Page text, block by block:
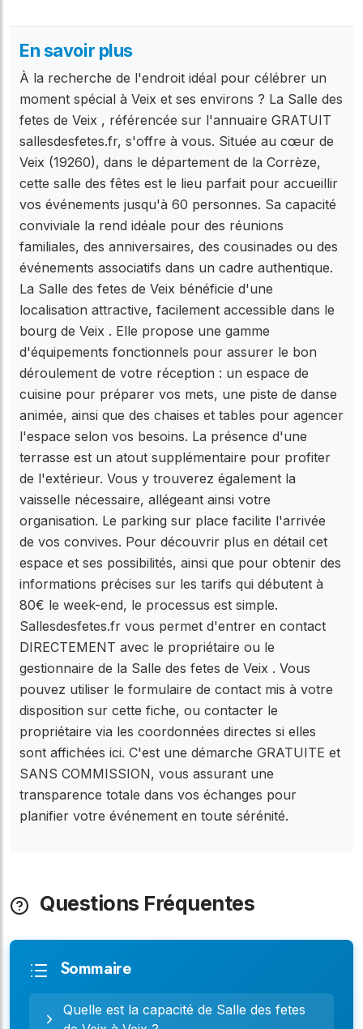
En savoir plus
À la recherche de l'endroit idéal pour célébrer un
moment spécial à Veix et ses environs ? La Salle des
fetes de Veix , référencée sur l'annuaire GRATUIT
sallesdesfetes.fr, s'offre à vous. Située au cœur de
Veix (19260), dans le département de la Corrèze,
cette salle des fêtes est le lieu parfait pour accueillir
vos événements jusqu'à 60 personnes. Sa capacité
conviviale la rend idéale pour des réunions
familiales, des anniversaires, des cousinades ou des
événements associatifs dans un cadre authentique.
La Salle des fetes de Veix bénéficie d'une
localisation attractive, facilement accessible dans le
bourg de Veix . Elle propose une gamme
d'équipements fonctionnels pour assurer le bon
déroulement de votre réception : un espace de
cuisine pour préparer vos mets, une piste de danse
animée, ainsi que des chaises et tables pour agencer
l'espace selon vos besoins. La présence d'une
terrasse est un atout supplémentaire pour profiter
de l'extérieur. Vous y trouverez également la
vaisselle nécessaire, allégeant ainsi votre
organisation. Le parking sur place facilite l'arrivée
de vos convives. Pour découvrir plus en détail cet
espace et ses possibilités, ainsi que pour obtenir des
informations précises sur les tarifs qui débutent à
80€ le week-end, le processus est simple.
Sallesdesfetes.fr vous permet d'entrer en contact
DIRECTEMENT avec le propriétaire ou le
gestionnaire de la Salle des fetes de Veix . Vous
pouvez utiliser le formulaire de contact mis à votre
disposition sur cette fiche, ou contacter le
propriétaire via les coordonnées directes si elles
sont affichées ici. C'est une démarche GRATUITE et
SANS COMMISSION, vous assurant une
transparence totale dans vos échanges pour
planifier votre événement en toute sérénité.
Questions Fréquentes
Sommaire
Quelle est la capacité de Salle des fetes